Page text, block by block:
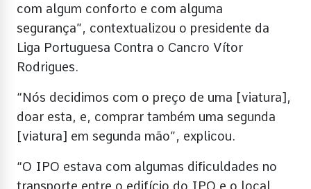
com algum conforto e com alguma
segurança”, contextualizou o presidente da
Liga Portuguesa Contra o Cancro Vítor
Rodrigues.
“Nós decidimos com o preço de uma [viatura],
doar esta, e, comprar também uma segunda
[viatura] em segunda mão”, explicou.
“O IPO estava com algumas dificuldades no
transporte entre o edifício do IPO e o local